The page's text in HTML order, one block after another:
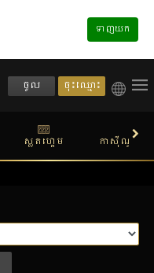
ទាញយក
ចូល ចុះឈ្មោះ
ស្លតហ្គេម កាស៊ីណូផ្សា